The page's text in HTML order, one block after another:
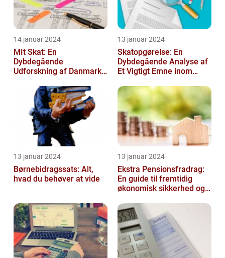
14 januar 2024
MIt Skat: En
Dybdegående
Udforskning af Danmarks
13 januar 2024
Skatopgørelse: En
Dybdegående Analyse af
Et Vigtigt Emne inom
13 januar 2024
Børnebidragssats: Alt,
hvad du behøver at vide
13 januar 2024
Ekstra Pensionsfradrag:
En guide til fremtidig
økonomisk sikkerhed og